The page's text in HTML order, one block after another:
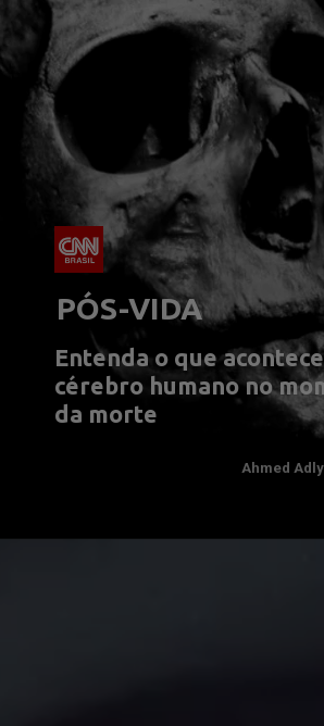
PÓS-VIDA
Entenda o que
cérebro humano no
da morte
Ahmed